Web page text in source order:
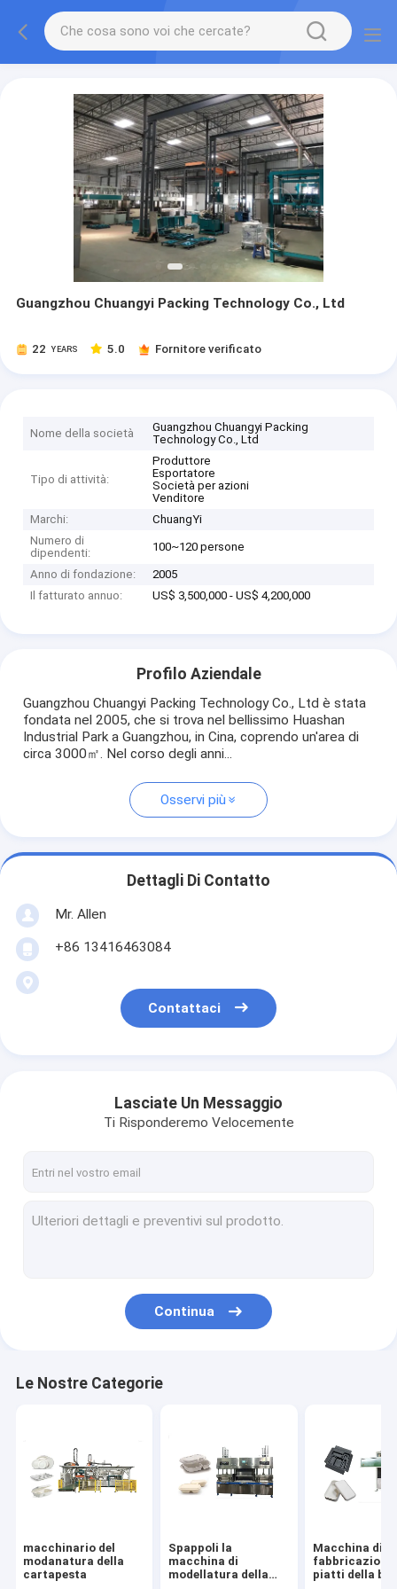
Guangzhou Chuangyi Packing Technology Co., Ltd
22 YEARS 5.0 Fornitore verificato
Nome della società
Guangzhou Chuangyi Packing
Technology Co., Ltd
Tipo di attività:
Produttore
Esportatore
Società per azioni
Venditore
Marchi:
ChuangYi
Numero di
dipendenti:
100~120 persone
Anno di fondazione:
2005
Il fatturato annuo:
US$ 3,500,000 - US$ 4,200,000
Profilo Aziendale
Guangzhou Chuangyi Packing Technology Co., Ltd è stata
fondata nel 2005, che si trova nel bellissimo Huashan
Industrial Park a Guangzhou, in Cina, coprendo un'area di
circa 3000㎡. Nel corso degli anni...
Osservi più
Dettagli Di Contatto
Mr. Allen
+86 13416463084
Contattaci
Lasciate Un Messaggio
Ti Risponderemo Velocemente
Continua
Le Nostre Categorie
macchinario del
modanatura della
cartapesta
Spappoli la
macchina di
modellatura della
Macchina di
fabbricazione
piatti della